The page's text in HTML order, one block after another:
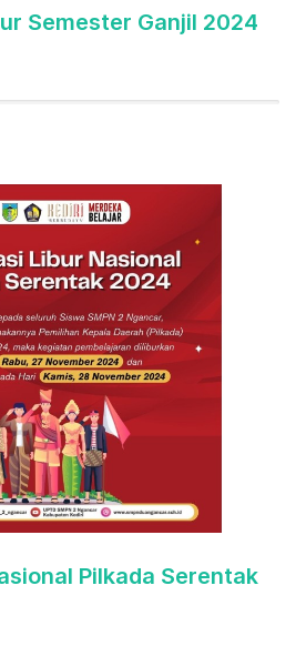
Semester Ganjil 2024
Pilkada Serentak